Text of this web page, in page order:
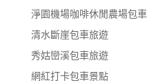
淨園機場咖啡休閒農場包車
清水斷崖包車旅遊
秀姑巒溪包車旅遊
網紅打卡包車景點